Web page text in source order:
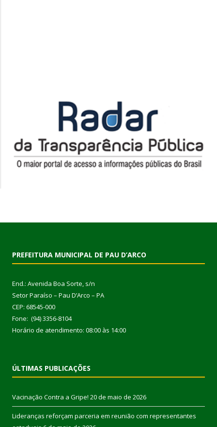
PREFEITURA MUNICIPAL DE PAU D’ARCO
End.: Avenida Boa Sorte, s/n
Setor Paraíso – Pau D’Arco – PA
CEP: 68545-000
Fone: (94) 3356-8104
Horário de atendimento: 08:00 às 14:00
ÚLTIMAS PUBLICAÇÕES
Vacinação Contra a Gripe! 20 de maio de 2026
Lideranças reforçam parceria em reunião com representantes